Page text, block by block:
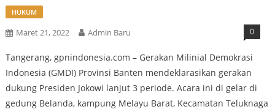
HUKUM
Maret 21, 2022 Admin Baru 0
Tangerang, gpnindonesia.com – Gerakan Milinial Demokrasi
Indonesia (GMDI) Provinsi Banten mendeklarasikan gerakan
dukung Presiden Jokowi lanjut 3 periode. Acara ini di gelar di
gedung Belanda, kampung Melayu Barat, Kecamatan Teluknaga